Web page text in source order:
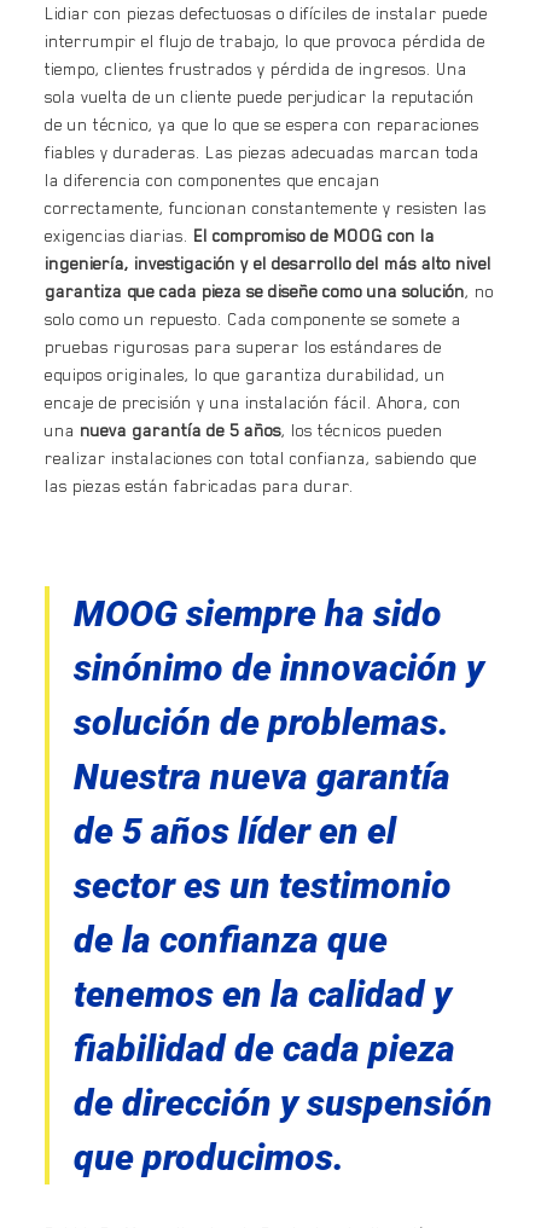
Lidiar con piezas defectuosas o difíciles de instalar puede
interrumpir el flujo de trabajo, lo que provoca pérdida de
tiempo, clientes frustrados y pérdida de ingresos. Una
sola vuelta de un cliente puede perjudicar la reputación
de un técnico, ya que lo que se espera con reparaciones
fiables y duraderas. Las piezas adecuadas marcan toda
la diferencia con componentes que encajan
correctamente, funcionan constantemente y resisten las
exigencias diarias. El compromiso de MOOG con la
ingeniería, investigación y el desarrollo del más alto nivel
garantiza que cada pieza se diseñe como una solución, no
solo como un repuesto. Cada componente se somete a
pruebas rigurosas para superar los estándares de
equipos originales, lo que garantiza durabilidad, un
encaje de precisión y una instalación fácil. Ahora, con
una nueva garantía de 5 años, los técnicos pueden
realizar instalaciones con total confianza, sabiendo que
las piezas están fabricadas para durar.
MOOG siempre ha sido
sinónimo de innovación y
solución de problemas.
Nuestra nueva garantía
de 5 años líder en el
sector es un testimonio
de la confianza que
tenemos en la calidad y
fiabilidad de cada pieza
de dirección y suspensión
que producimos.